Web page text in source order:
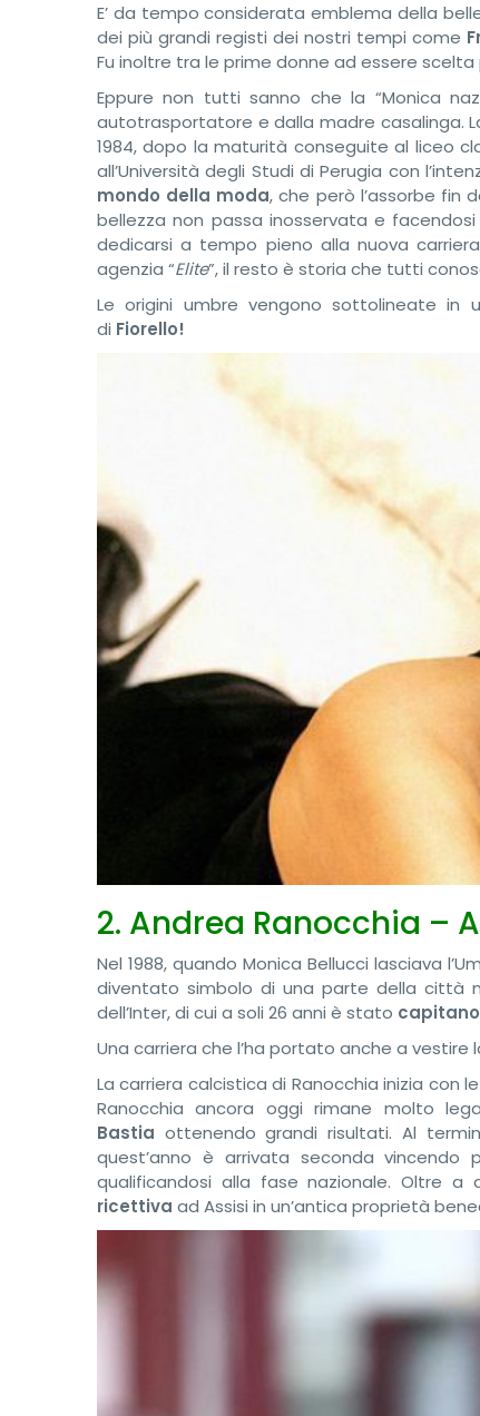
E’ da tempo considerata emblema della
dei più grandi registi dei nostri tempi come
Fu inoltre tra le prime donne ad essere scelta
Eppure non tutti sanno che la “Monica
autotrasportatore e dalla madre casalinga.
1984, dopo la maturità conseguite al liceo
all’Università degli Studi di Perugia con
mondo della moda, che però l’assorbe fin
bellezza non passa inosservata e
dedicarsi a tempo pieno alla nuova
agenzia “Elite”, il resto è storia che tutti
Le origini umbre vengono sottolineate in
di Fiorello!
2. Andrea Ranocchia –
Nel 1988, quando Monica Bellucci lasciava
diventato simbolo di una parte della città
dell’Inter, di cui a soli 26 anni è stato capitano
Una carriera che l’ha portato anche a vestire
La carriera calcistica di Ranocchia inizia con le
Ranocchia ancora oggi rimane molto
Bastia ottenendo grandi risultati. Al
quest’anno è arrivata seconda
qualificandosi alla fase nazionale. Oltre
ricettiva ad Assisi in un’antica proprietà